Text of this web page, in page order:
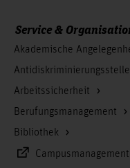
Service &
Akademische
Antidiskriminierungsstelle
Arbeitssicherheit
Berufungsmanagement
Bibliothek
Campusmanagement